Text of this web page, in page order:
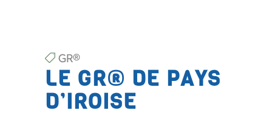
GR®
LE GR® DE PAYS
D’IROISE